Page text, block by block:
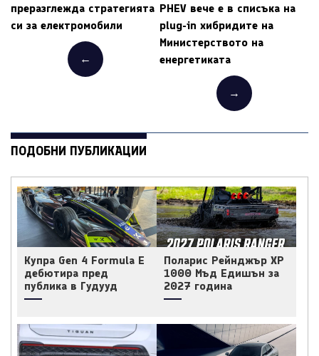
преразглежда стратегията
си за електромобили
←
PHEV вече е в списъка на
plug-in хибридите на
Министерството на
енергетиката
→
ПОДОБНИ ПУБЛИКАЦИИ
Купра Gen 4 Formula E
дебютира пред
публика в Гудууд
Поларис Рейнджър ХР
1000 Мъд Едишън за
2027 година